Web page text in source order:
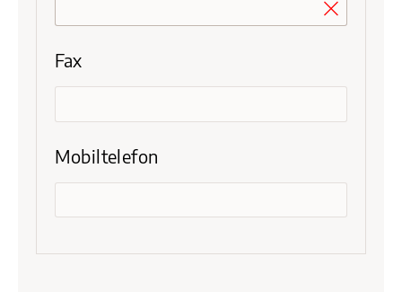
Fax
Mobiltelefon